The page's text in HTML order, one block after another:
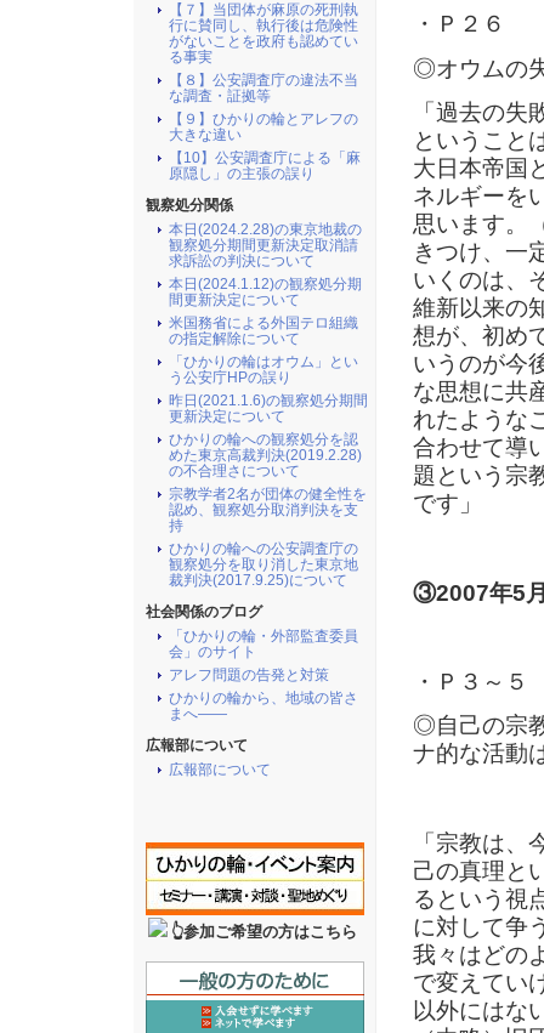
・Ｐ２６
◎オウムの
「過去の
ということ
大日本帝国
ネルギーを
思います。
きつけ、一
いくのは、
維新以来の
想が、初め
いうのが今
な思想に共
れたような
合わせて導
題という宗
です」
③2007年5
・Ｐ３～５
◎自己の宗
ナ的な活動
「宗教は
己の真理と
るという視
に対して争
我々はどの
で変えてい
以外にはな
【７】当団体が麻原の死刑執
行に賛同し、執行後は危険性
がないことを政府も認めてい
る事実
【８】公安調査庁の違法不当
な調査・証拠等
【９】ひかりの輪とアレフの
大きな違い
【10】公安調査庁による「麻
原隠し」の主張の誤り
観察処分関係
本日(2024.2.28)の東京地裁の
観察処分期間更新決定取消請
求訴訟の判決について
本日(2024.1.12)の観察処分期
間更新決定について
米国務省による外国テロ組織
の指定解除について
「ひかりの輪はオウム」とい
う公安庁HPの誤り
昨日(2021.1.6)の観察処分期間
更新決定について
ひかりの輪への観察処分を認
めた東京高裁判決(2019.2.28)
の不合理さについて
宗教学者2名が団体の健全性を
認め、観察処分取消判決を支
持
ひかりの輪への公安調査庁の
観察処分を取り消した東京地
裁判決(2017.9.25)について
社会関係のブログ
「ひかりの輪・外部監査委員
会」のサイト
アレフ問題の告発と対策
ひかりの輪から、地域の皆さ
まへ――
広報部について
広報部について
👆参加ご希望の方はこちら